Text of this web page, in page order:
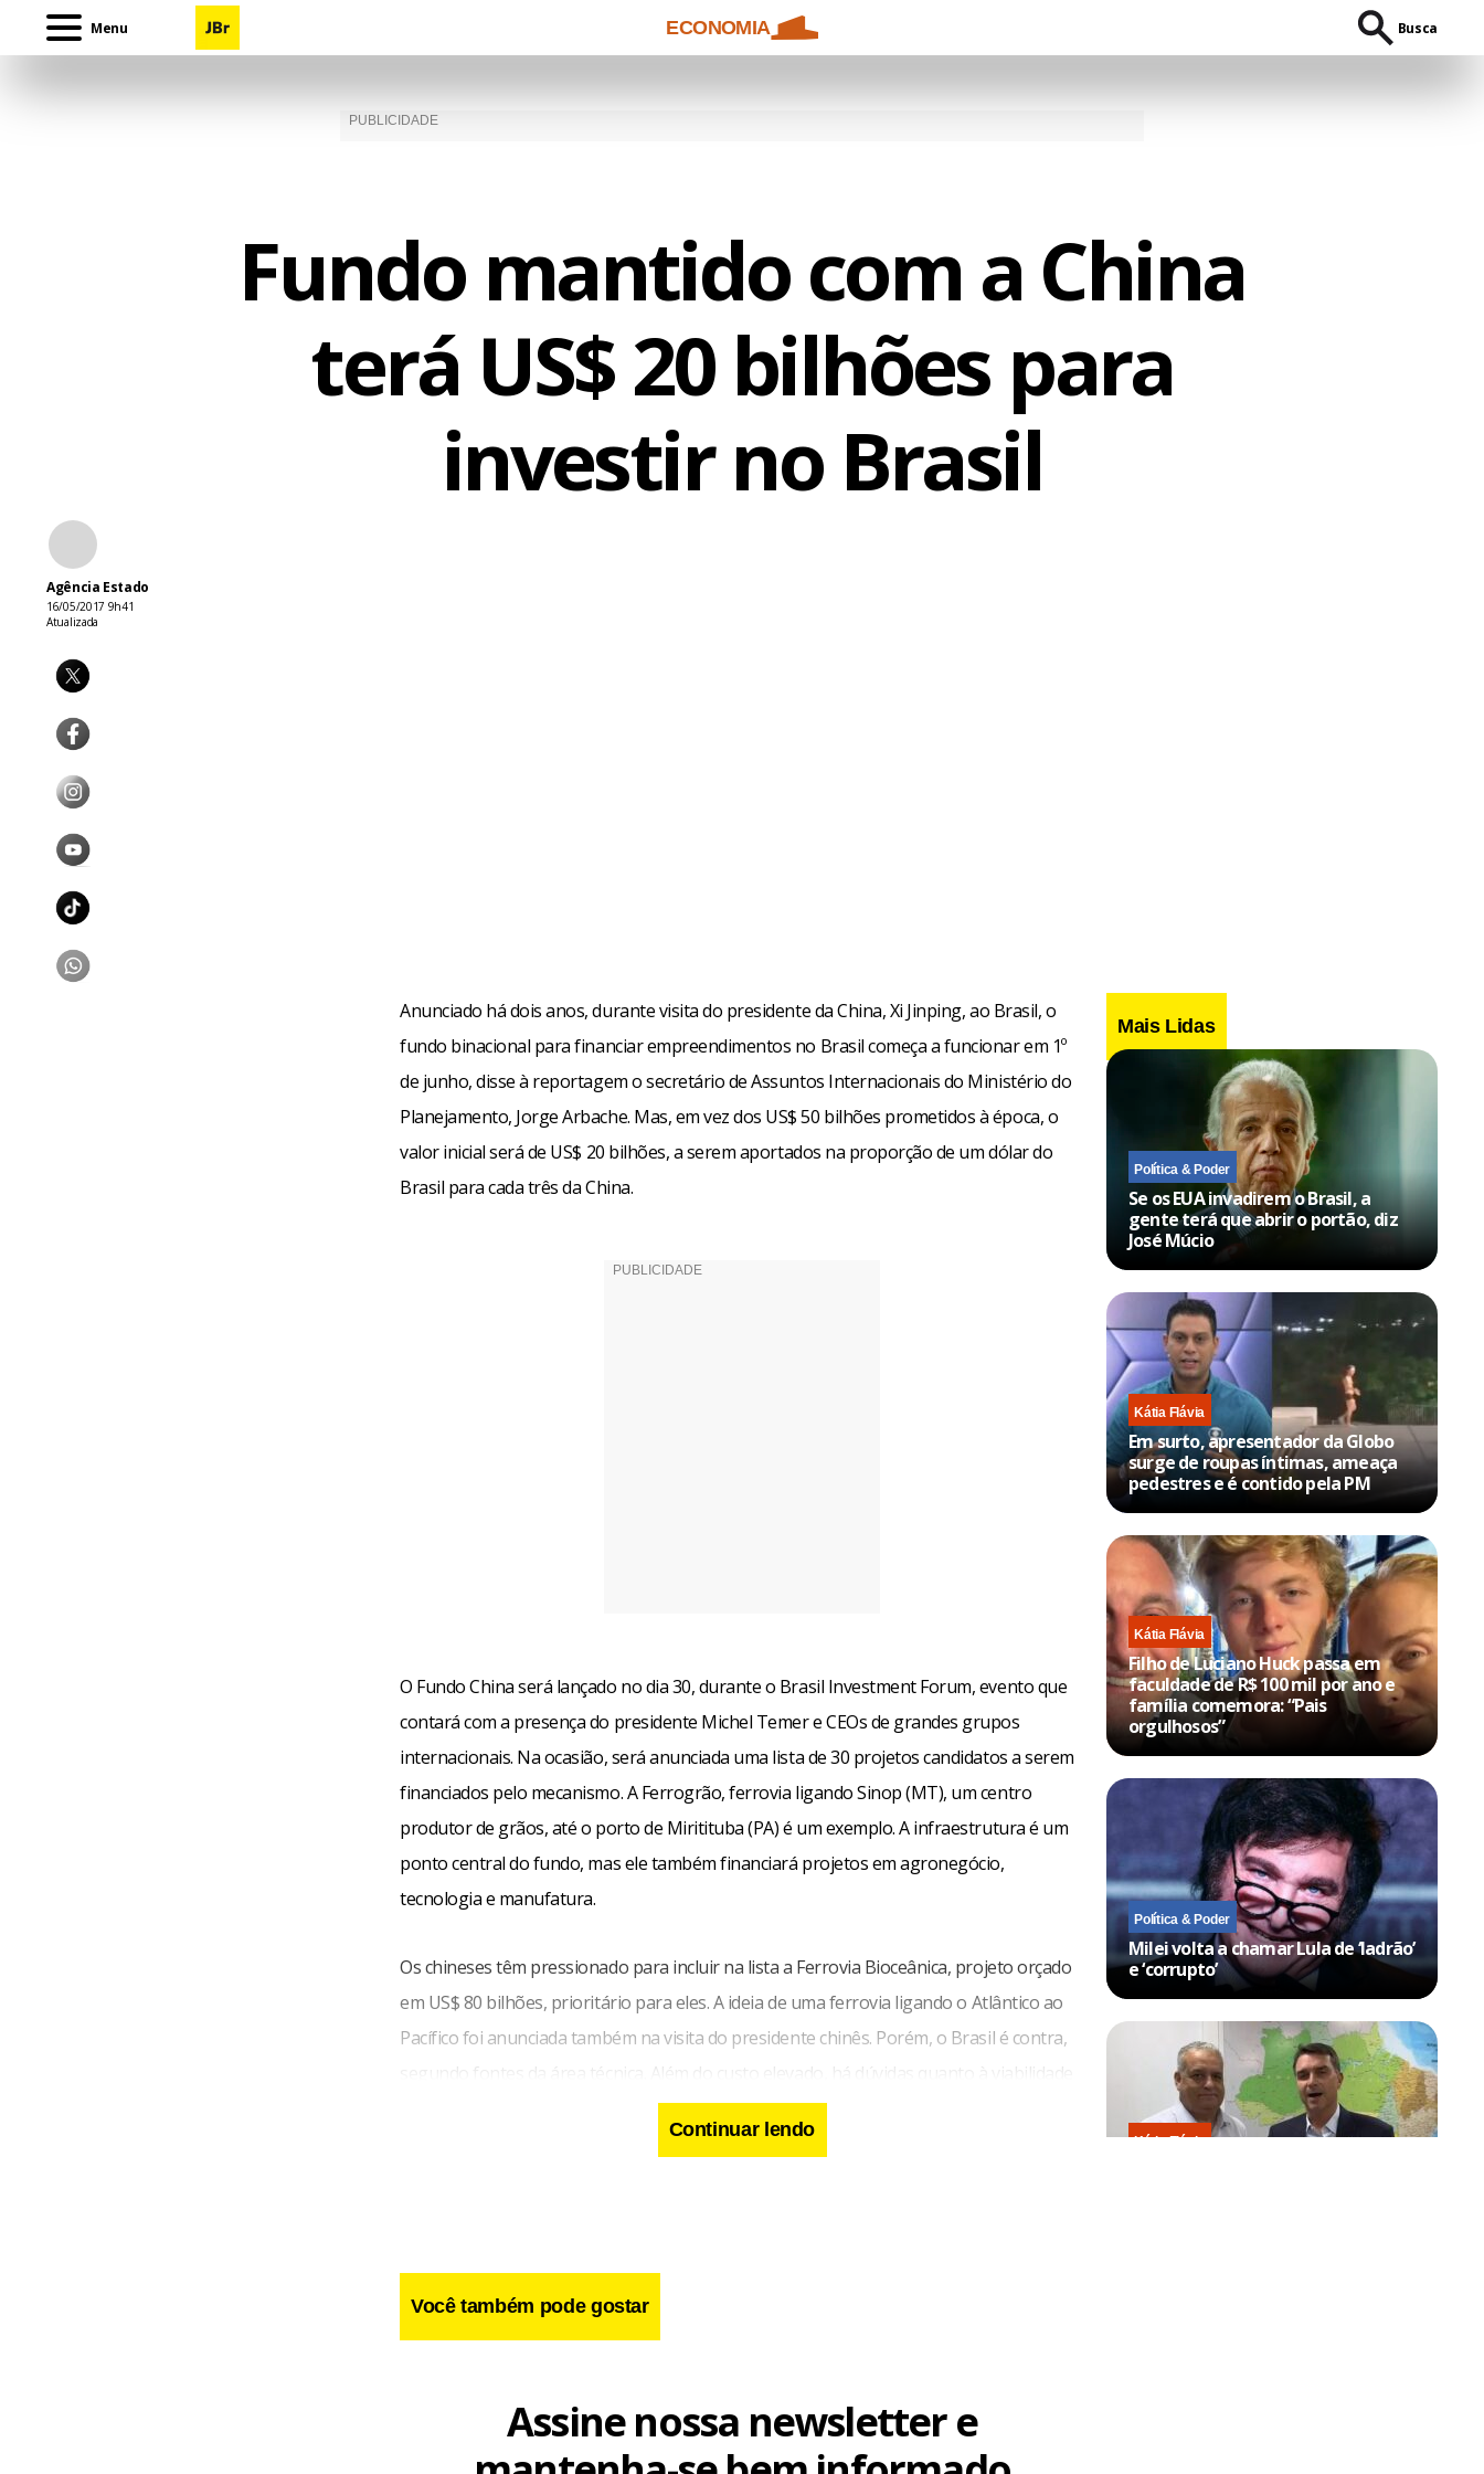
Menu ECONOMIA Busca
Fundo mantido com a China
terá US$ 20 bilhões para
investir no Brasil
Agência Estado
16/05/2017 9h41
Atualizada
Anunciado há dois anos, durante visita do presidente da China, Xi Jinping, ao Brasil, o
fundo binacional para financiar empreendimentos no Brasil começa a funcionar em 1º
de junho, disse à reportagem o secretário de Assuntos Internacionais do Ministério do
Planejamento, Jorge Arbache. Mas, em vez dos US$ 50 bilhões prometidos à época, o
valor inicial será de US$ 20 bilhões, a serem aportados na proporção de um dólar do
Brasil para cada três da China.
O Fundo China será lançado no dia 30, durante o Brasil Investment Forum, evento que
contará com a presença do presidente Michel Temer e CEOs de grandes grupos
internacionais. Na ocasião, será anunciada uma lista de 30 projetos candidatos a serem
financiados pelo mecanismo. A Ferrogrão, ferrovia ligando Sinop (MT), um centro
produtor de grãos, até o porto de Miritituba (PA) é um exemplo. A infraestrutura é um
ponto central do fundo, mas ele também financiará projetos em agronegócio,
tecnologia e manufatura.
Os chineses têm pressionado para incluir na lista a Ferrovia Bioceânica, projeto orçado
em US$ 80 bilhões, prioritário para eles. A ideia de uma ferrovia ligando o Atlântico ao
Pacífico foi anunciada também na visita do presidente chinês. Porém, o Brasil é contra,
segundo fontes da área técnica. Além do custo elevado, há dúvidas quanto à viabilidade
Continuar lendo
Você também pode gostar
Mais Lidas
Política & Poder
Se os EUA invadirem o Brasil, a
gente terá que abrir o portão, diz
José Múcio
Kátia Flávia
Em surto, apresentador da Globo
surge de roupas íntimas, ameaça
pedestres e é contido pela PM
Kátia Flávia
Filho de Luciano Huck passa em
faculdade de R$ 100 mil por ano e
família comemora: “Pais
orgulhosos”
Política & Poder
Milei volta a chamar Lula de ‘ladrão’
e ‘corrupto’
Kátia Flávia
Assine nossa newsletter e